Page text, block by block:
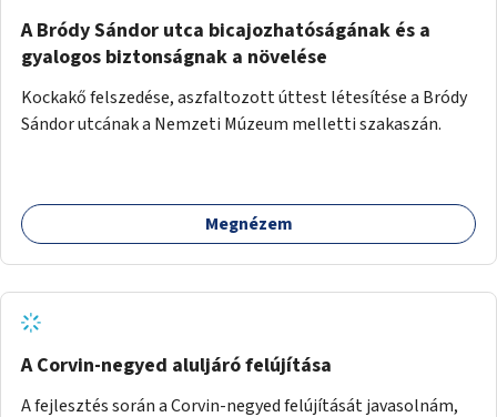
A Bródy Sándor utca bicajozhatóságának és a
gyalogos biztonságnak a növelése
Kockakő felszedése, aszfaltozott úttest létesítése a Bródy
Sándor utcának a Nemzeti Múzeum melletti szakaszán.
Megnézem
A Corvin-negyed aluljáró felújítása
A fejlesztés során a Corvin-negyed felújítását javasolnám,